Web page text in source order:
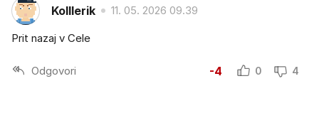
Kolllerik 11. 05. 2026 09.39
Prit nazaj v Cele
Odgovori -4 0 4